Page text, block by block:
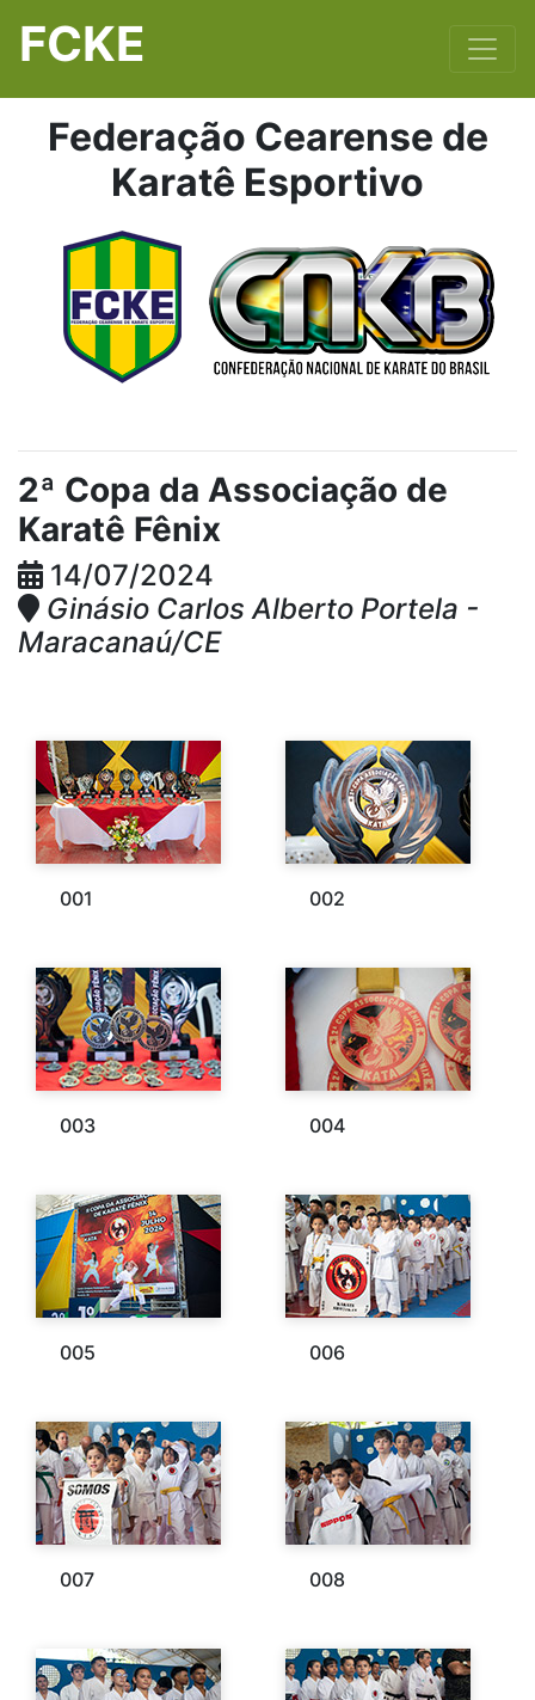
FCKE
Federação Cearense de
Karatê Esportivo
2ª Copa da Associação de
Karatê Fênix
14/07/2024
Ginásio Carlos Alberto Portela -
Maracanaú/CE
001 002
003 004
005 006
007 008